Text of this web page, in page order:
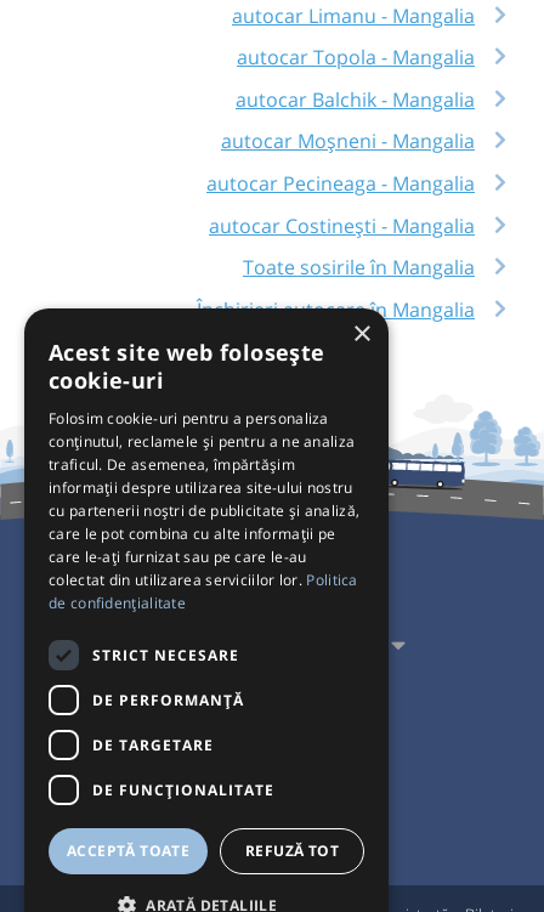
autocar Limanu - Mangalia
autocar Topola - Mangalia
autocar Balchik - Mangalia
autocar Moșneni - Mangalia
autocar Pecineaga - Mangalia
autocar Costinești - Mangalia
Toate sosirile în Mangalia
Închirieri autocare în Mangalia
Pentru Călători
Pentru Transportatori
Interacționăm
Acceptăm plăți cu
×
Acest site web folosește
cookie-uri
Folosim cookie-uri pentru a personaliza
conținutul, reclamele și pentru a ne analiza
traficul. De asemenea, împărtășim
informații despre utilizarea site-ului nostru
cu partenerii noștri de publicitate și analiză,
care le pot combina cu alte informații pe
care le-ați furnizat sau pe care le-au
colectat din utilizarea serviciilor lor. Politica
de confidențialitate
STRICT NECESARE
DE PERFORMANȚĂ
DE TARGETARE
DE FUNCŢIONALITATE
ACCEPTĂ TOATE REFUZĂ TOT
ARATĂ DETALIILE